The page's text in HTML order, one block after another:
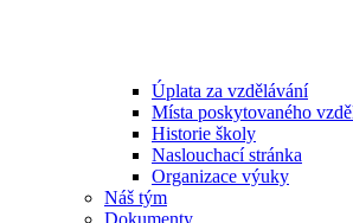
Úplata za vzdělávání
Místa poskytovaného
Historie školy
Naslouchací stránka
Organizace výuky
Náš tým